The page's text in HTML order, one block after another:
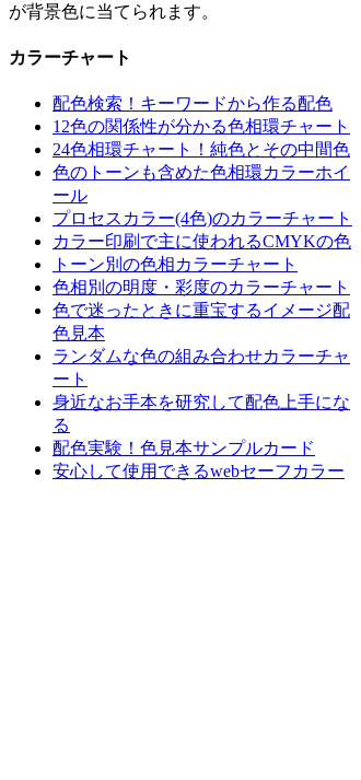
が背景色に当てられます。
カラーチャート
配色検索！キーワードから作る配色
12色の関係性が分かる色相環チャート
24色相環チャート！純色とその中間色
色のトーンも含めた色相環カラーホイ
ール
プロセスカラー(4色)のカラーチャート
カラー印刷で主に使われるCMYKの色
トーン別の色相カラーチャート
色相別の明度・彩度のカラーチャート
色で迷ったときに重宝するイメージ配
色見本
ランダムな色の組み合わせカラーチャ
ート
身近なお手本を研究して配色上手にな
る
配色実験！色見本サンプルカード
安心して使用できるwebセーフカラー